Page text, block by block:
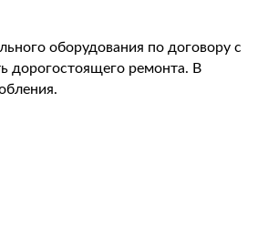
оборудования по договору с
дорогостоящего ремонта. В